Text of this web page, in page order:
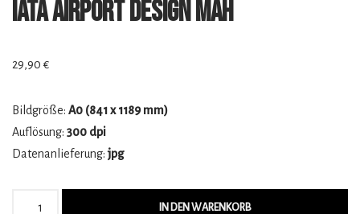
IATA Airport Design MAH
29,90€
Bildgröße: A0 (841 x 1189 mm)
Auflösung: 300 dpi
Datenanlieferung:jpg
IN DEN WARENKORB